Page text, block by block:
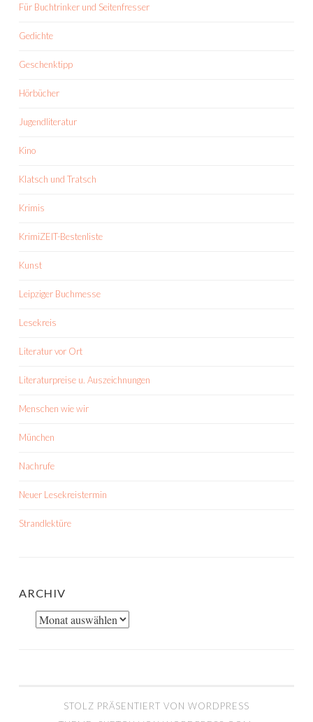
Für Buchtrinker und Seitenfresser
Gedichte
Geschenktipp
Hörbücher
Jugendliteratur
Kino
Klatsch und Tratsch
Krimis
KrimiZEIT-Bestenliste
Kunst
Leipziger Buchmesse
Lesekreis
Literatur vor Ort
Literaturpreise u. Auszeichnungen
Menschen wie wir
München
Nachrufe
Neuer Lesekreistermin
Strandlektüre
ARCHIV
Archiv
STOLZ PRÄSENTIERT VON WORDPRESS